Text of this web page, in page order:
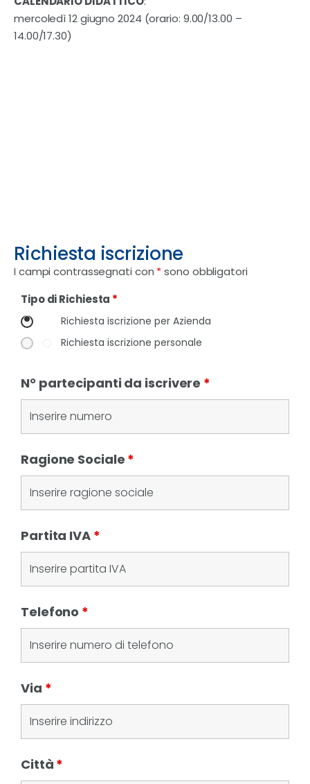
mercoledì 12 giugno 2024 (orario: 9.00/13.00 –
14.00/17.30)
Richiesta iscrizione
I campi contrassegnati con *sono obbligatori
Tipo di Richiesta *
Richiesta iscrizione per Azienda
Richiesta iscrizione personale
N° partecipanti da iscrivere *
Ragione Sociale *
Partita IVA *
Telefono *
Via *
Città *